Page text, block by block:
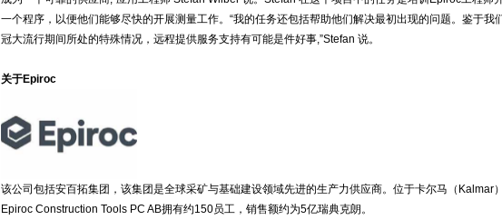
一个程序，以便他们能够尽快的开展测量工作。“我的任务还包括帮助他们解决最初出现的问题。鉴于我
冠大流行期间所处的特殊情况，远程提供服务支持有可能是件好事,”Stefan 说。
关于Epiroc
该公司包括安百拓集团，该集团是全球采矿与基础建设领域先进的生产力供应商。位于卡尔马（Kalmar
Epiroc Construction Tools PC AB拥有约150员工，销售额约为5亿瑞典克朗。